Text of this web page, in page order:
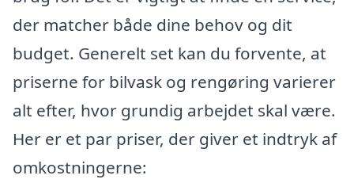
der matcher både dine behov og dit
budget. Generelt set kan du forvente, at
priserne for bilvask og rengøring varierer
alt efter, hvor grundig arbejdet skal være.
Her er et par priser, der giver et indtryk af
omkostningerne: